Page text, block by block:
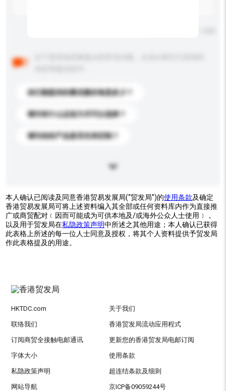
你们能提供的最优惠价格是多少？
请问有什么运送方式可以选择？
请问你的产品是否支持定制？
本人确认已阅读及同意香港贸易发展局(“贸发局”)的使用条款及确定
香港贸易发展局可将上述资料编入其全部或任何资料库内作为直接推
广或商贸配对﹝因而可能成为可供本地及/或海外公众人士使用﹞，
以及用于贸发局在私隐政策声明中所述之其他用途；本人确认已获得
此表格上所述的每一位人士同意及授权，将其个人资料提供予贸发局
作此表格提及的用途。
HKTDC.com 关于我们
联络我们 香港贸发局流动应用程式
订阅商贸全接触电邮通讯 更新您的香港贸发局电邮订阅
字体大小 使用条款
私隐政策声明 超连结条款及细则
网站导航 京ICP备09059244号